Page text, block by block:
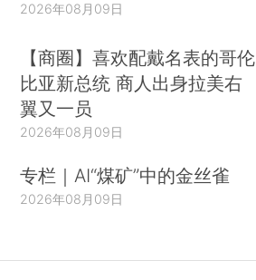
2026年08月09日
【商圈】喜欢配戴名表的哥伦
比亚新总统 商人出身拉美右
翼又一员
2026年08月09日
专栏｜AI“煤矿”中的金丝雀
2026年08月09日